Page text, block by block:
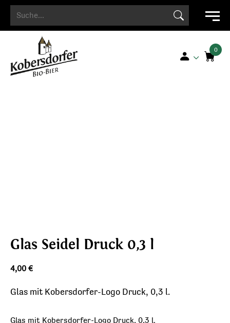
for:
Search Button
Glas Seidel Druck 0,3 l
4,00 €
Glas mit Kobersdorfer-Logo Druck, 0,3 l.
Glas mit Kobersdorfer-Logo Druck, 0,3 l.